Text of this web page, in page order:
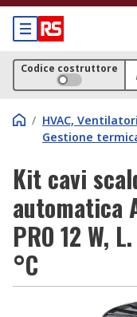
Codice costruttore
/ HVAC,
Gestione
Kit cavi
automatica
PRO 12 W,
°C